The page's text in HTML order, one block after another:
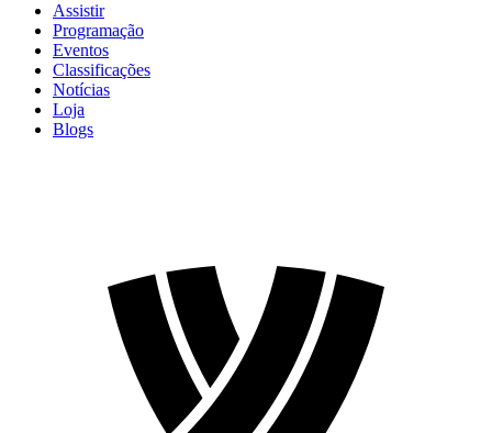
Assistir
Programação
Eventos
Classificações
Notícias
Loja
Blogs